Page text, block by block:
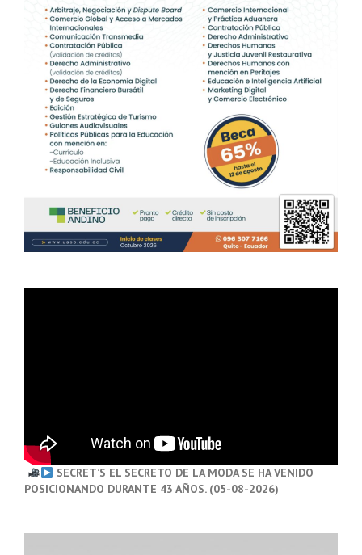
SECRET’S EL SECRETO DE LA MODA SE HA VENIDO
POSICIONANDO DURANTE 43 AÑOS. (05-08-2026)